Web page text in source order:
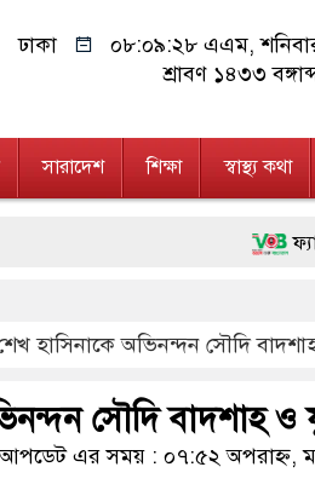
ঢাকা ০৮:০৯:২৯ এএম,
শ্রাবণ ১৪৩৩
সারাদেশ শিক্ষা স্বাস্থ্য কথা
জনগণ
২৮ লাখ
নেতৃত্ব ও
হাসিনাকে অভিনন্দন সৌদি
সৌদি বাদশাহ ও
এর সময় : ০৭:৫২ অপরাহ্ন,